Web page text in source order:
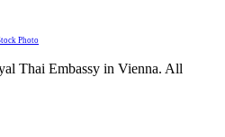
Photo
Thai Embassy in Vienna. All